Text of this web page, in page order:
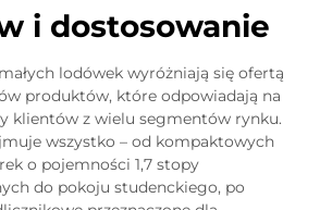
i dostosowanie
lodówek wyróżniają się ofertą
produktów, które odpowiadają na
klientów z wielu segmentów rynku.
wszystko – od kompaktowych
o pojemności 1,7 stopy
do pokoju studenckiego, po